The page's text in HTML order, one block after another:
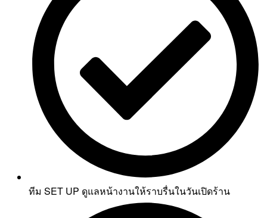
ทีม SET UP ดูแลหน้างานให้ราบรื่นในวันเปิดร้าน